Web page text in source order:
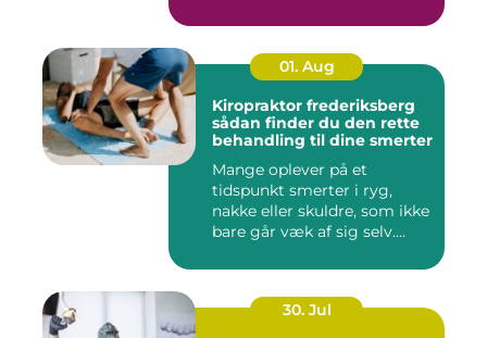
01. Aug
Kiropraktor frederiksberg
sådan finder du den rette
behandling til dine smerter
Mange oplever på et
tidspunkt smerter i ryg,
nakke eller skuldre, som ikke
bare går væk af sig selv....
30. Jul